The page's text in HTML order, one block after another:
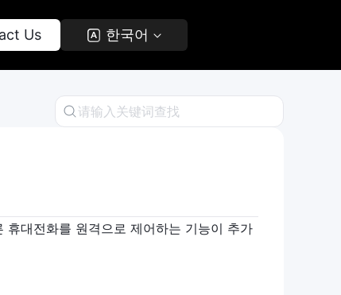
Us 한국어
대전화를 원격으로 제어하는 기능이 추가